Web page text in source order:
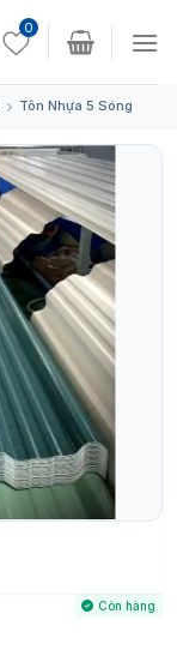
0
Tôn Nhựa 5 Sóng
Còn hàng